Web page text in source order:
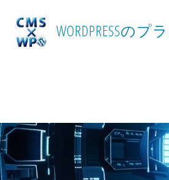
content
WORDPRESSのプラ